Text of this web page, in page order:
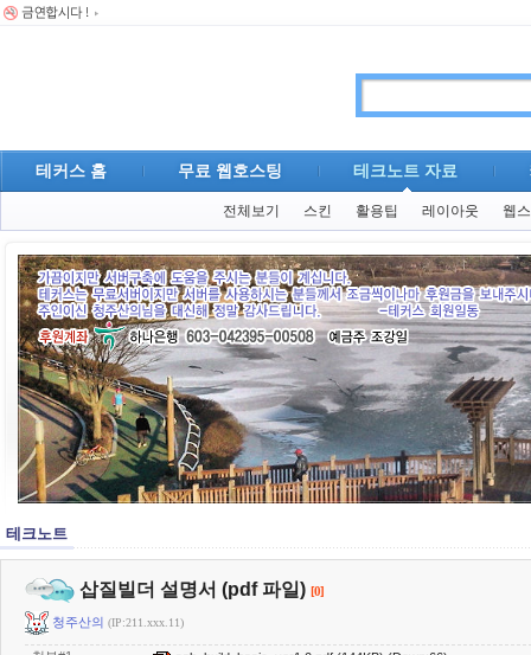
테커스 홈 무료 웹호스팅 테크노트 자료
전체보기 스킨 활용팁 레이아웃 웹
테크노트
삽질빌더 설명서 (pdf 파일) [0]
청주산의 (IP:211.xxx.11)